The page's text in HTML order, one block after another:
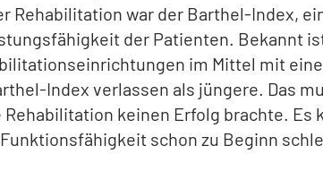
Rehabilitation war der Barthel-Index,
der Patienten. Bekannt
im Mittel mit
Index verlassen als jüngere. Das
Rehabilitation keinen Erfolg brachte. Es
schon zu Beginn